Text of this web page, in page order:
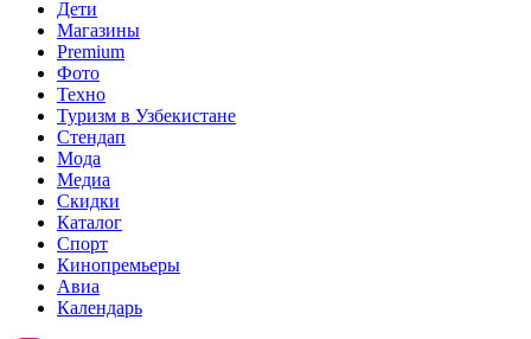
Дети
Магазины
Premium
Фото
Техно
Туризм в Узбекистане
Стендап
Мода
Медиа
Скидки
Каталог
Спорт
Кинопремьеры
Авиа
Календарь